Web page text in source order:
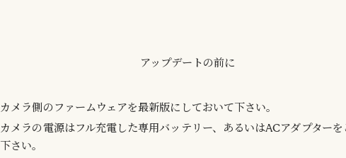
アップデートの前に
カメラ側のファームウェアを最新版にしておいて下さい。
カメラの電源はフル充電した専用バッテリー、あるいはACアダプターを
下さい。